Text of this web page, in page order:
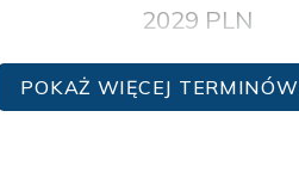
2029 PLN
1129 PLN
POKAŻ WIĘCEJ TERMINÓW